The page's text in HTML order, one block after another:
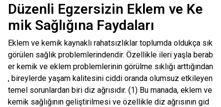
Düzenli Egzersizin Eklem ve Ke
mik Sağlığına Faydaları
Eklem ve kemik kaynaklı rahatsızlıklar toplumda oldukça sık
görülen sağlık problemlerindendir. Özellikle ileri yaşla berab
er kemik ve eklem problemlerinin görülme sıklığı arttığından
, bireylerde yaşam kalitesini ciddi oranda olumsuz etkileyen
temel sorunlardan biri diz ağrısıdır. (1) Bu manada, eklem ve
kemik sağlığının geliştirilmesi ve özellikle diz ağrısının gid